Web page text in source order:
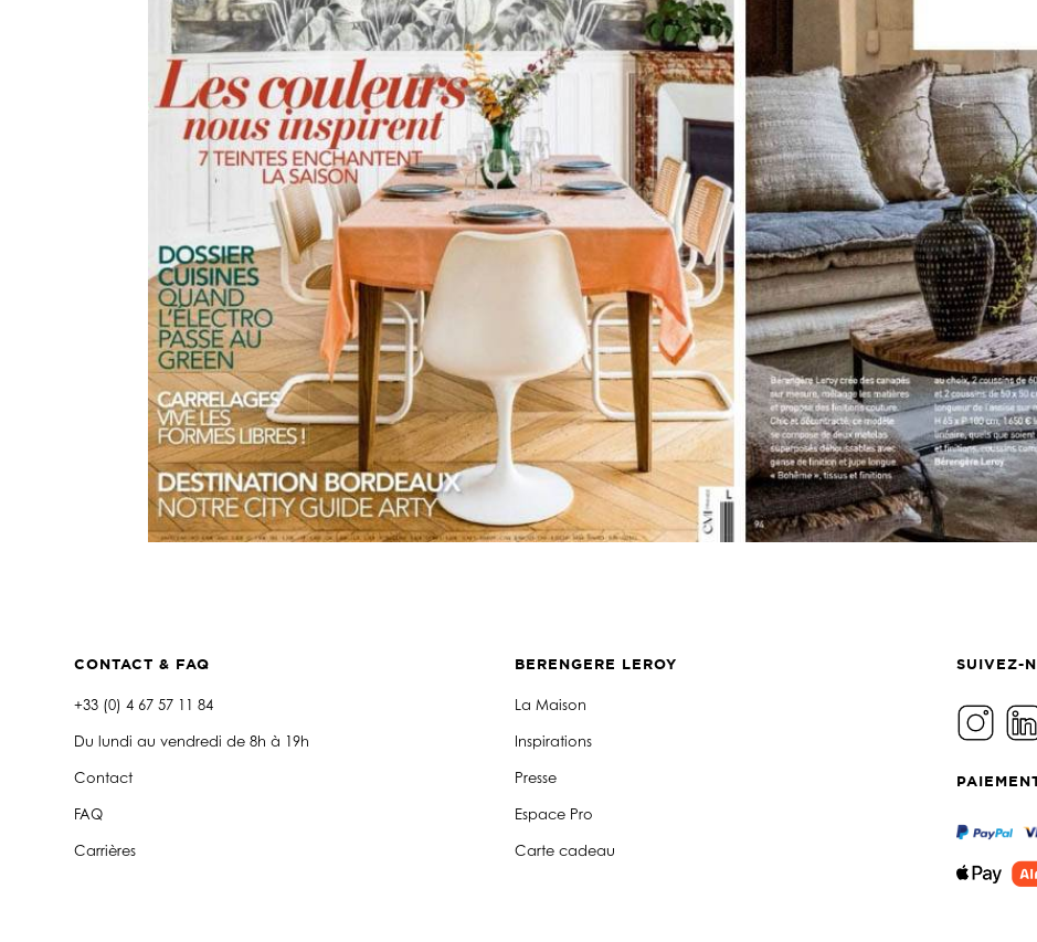
CONTACT & FAQ
+33 (0) 4 67 57 11 84
Du lundi au vendredi de 8h à 19h
Contact
FAQ
Carrières
BERENGERE LEROY
La Maison
Inspirations
Presse
Espace Pro
Carte cadeau
SUIVEZ-